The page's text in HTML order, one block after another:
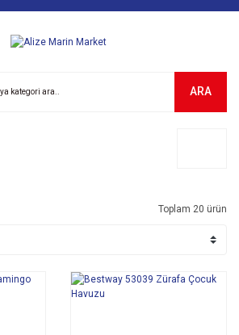
ARA
Toplam 20 ürün